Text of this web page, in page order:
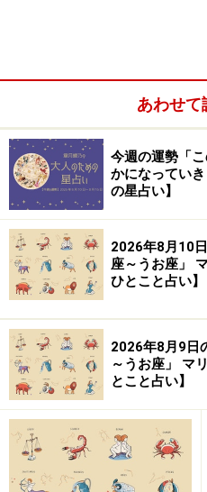
【編集部おすすめの購入サイト】
Amazonで占い関連
楽天市場で占い関連
あわせて
今週の運勢「
かになってい
の星占い】
2026年8月10
座～うお座」
ひとこと占い】
2026年8月9日
～うお座」 マ
とこと占い】